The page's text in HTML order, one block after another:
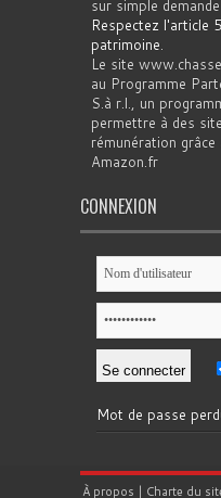
sur simple
Respectez l'article
patrimoine.
Le site
au Programme
S.à r.l., un
permettre à des
rémunération
Amazon.fr
CONNEXION
Mot de passe
À propos | Charte du